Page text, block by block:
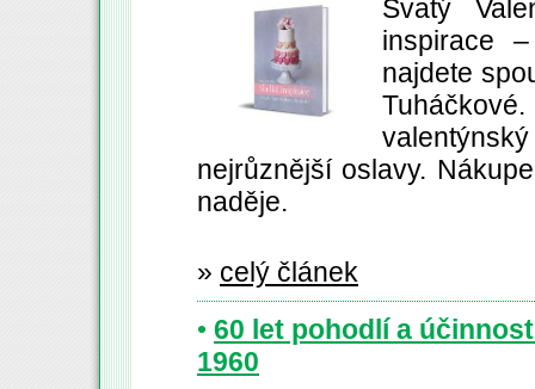
Svatý
inspirace
najdete
nejrůznější oslavy.
naděje.
» celý článek
• 60 let pohodlí a
1960